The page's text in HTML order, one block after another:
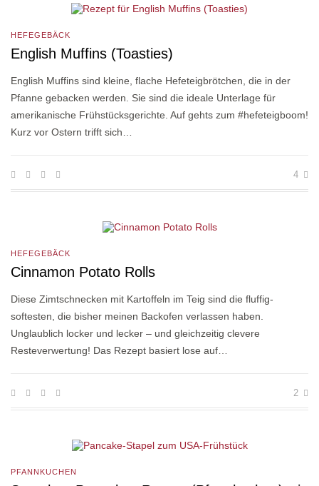
HEFEGEBÄCK
English Muffins (Toasties)
English Muffins sind kleine, flache Hefeteigbrötchen, die in der
Pfanne gebacken werden. Sie sind die ideale Unterlage für
amerikanische Frühstücksgerichte. Auf gehts zum #hefeteigboom!
Kurz vor Ostern trifft sich…
4
HEFEGEBÄCK
Cinnamon Potato Rolls
Diese Zimtschnecken mit Kartoffeln im Teig sind die fluffig-
softesten, die bisher meinen Backofen verlassen haben.
Unglaublich locker und lecker – und gleichzeitig clevere
Resteverwertung! Das Rezept basiert lose auf…
2
PFANNKUCHEN